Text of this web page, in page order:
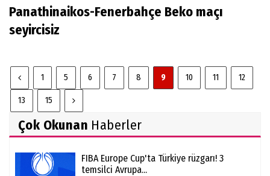
Panathinaikos-Fenerbahçe Beko maçı
seyircisiz
1 5 6 7 8 9 10 11 12
13 15
Çok Okunan Haberler
FIBA Europe Cup'ta Türkiye rüzgarı! 3
temsilci Avrupa...